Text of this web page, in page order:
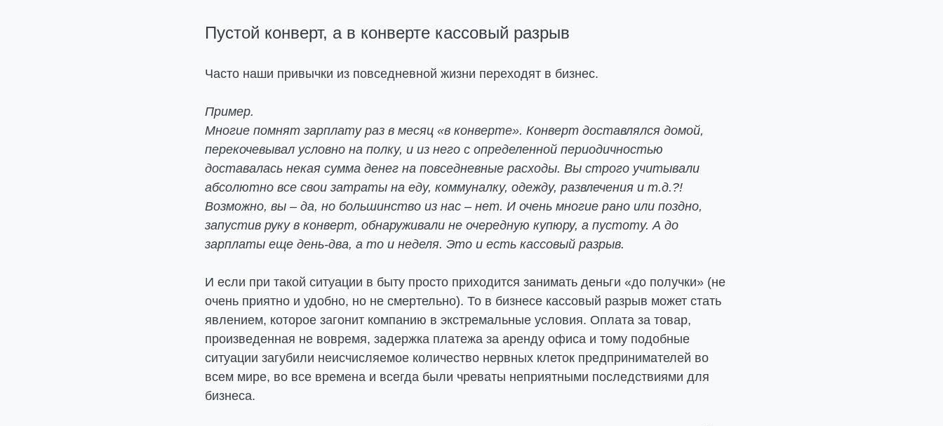
Пустой конверт, а в конверте кассовый разрыв
Часто наши привычки из повседневной жизни переходят в бизнес.
Пример.
Многие помнят зарплату раз в месяц «в конверте». Конверт доставлялся домой,
перекочевывал условно на полку, и из него с определенной периодичностью
доставалась некая сумма денег на повседневные расходы. Вы строго учитывали
абсолютно все свои затраты на еду, коммуналку, одежду, развлечения и т.д.?!
Возможно, вы – да, но большинство из нас – нет. И очень многие рано или поздно,
запустив руку в конверт, обнаруживали не очередную купюру, а пустоту. А до
зарплаты еще день-два, а то и неделя. Это и есть кассовый разрыв.
И если при такой ситуации в быту просто приходится занимать деньги «до получки» (не
очень приятно и удобно, но не смертельно). То в бизнесе кассовый разрыв может стать
явлением, которое загонит компанию в экстремальные условия. Оплата за товар,
произведенная не вовремя, задержка платежа за аренду офиса и тому подобные
ситуации загубили неисчисляемое количество нервных клеток предпринимателей во
всем мире, во все времена и всегда были чреваты неприятными последствиями для
бизнеса.